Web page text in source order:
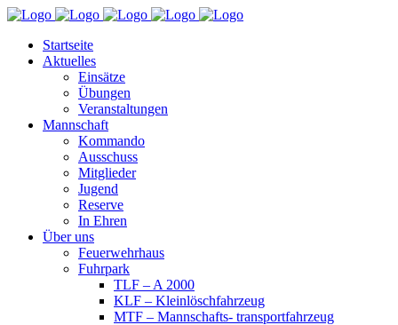
Startseite
Aktuelles
Einsätze
Übungen
Veranstaltungen
Mannschaft
Kommando
Ausschuss
Mitglieder
Jugend
Reserve
In Ehren
Über uns
Feuerwehrhaus
Fuhrpark
TLF – A 2000
KLF – Kleinlöschfahrzeug
MTF – Mannschafts- transportfahrzeug